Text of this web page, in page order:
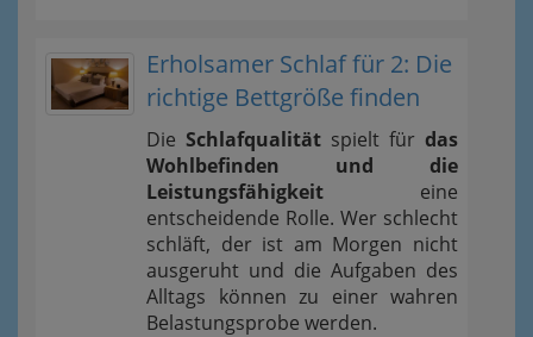
Erholsamer Schlaf für 2: Die
richtige Bettgröße finden
Die Schlafqualität spielt für das
Wohlbefinden und die
Leistungsfähigkeit eine
entscheidende Rolle. Wer schlecht
schläft, der ist am Morgen nicht
ausgeruht und die Aufgaben des
Alltags können zu einer wahren
Belastungsprobe werden.